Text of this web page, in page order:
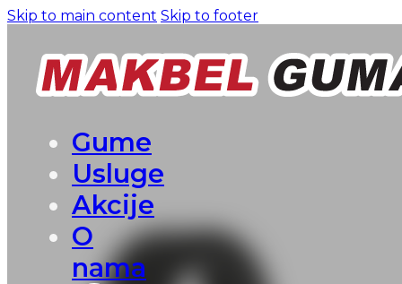
Skip to main content Skip to footer
Gume
Usluge
Akcije
O
nama